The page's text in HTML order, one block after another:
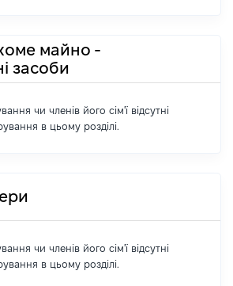
майно -
засоби
чи членів його сім'ї відсутні
в цьому розділі.
чи членів його сім'ї відсутні
в цьому розділі.